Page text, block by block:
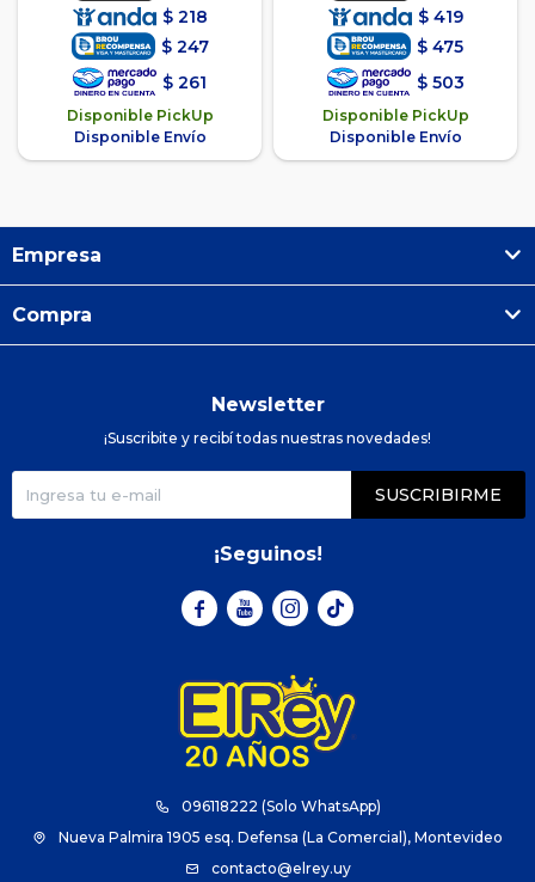
$ 218
$ 247
$ 261
Disponible PickUp
Disponible Envío
$ 419
$ 475
$ 503
Disponible PickUp
Disponible Envío
096118222 (Solo WhatsApp)
Nueva Palmira 1905 esq. Defensa (La Comercial), Montevideo
contacto@elrey.uy
Empresa
Compra
Newsletter
¡Suscribite y recibí todas nuestras novedades!
SUSCRIBIRME
¡Seguinos!
  